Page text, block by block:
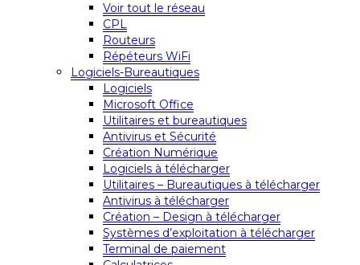
Voir tout le réseau
CPL
Routeurs
Répéteurs WiFi
Logiciels-Bureautiques
Logiciels
Microsoft Office
Utilitaires et bureautiques
Antivirus et Sécurité
Création Numérique
Logiciels à télécharger
Utilitaires – Bureautiques à télécharger
Antivirus à télécharger
Création – Design à télécharger
Systèmes d’exploitation à télécharger
Terminal de paiement